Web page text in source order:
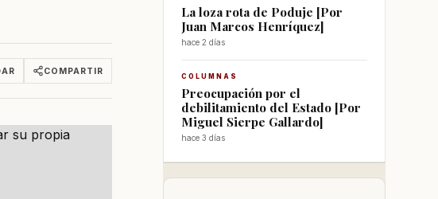
COMPARTIR
La loza rota de Poduje [Por
Juan Marcos Henríquez]
hace 2 días
COLUMNAS
Preocupación por el
debilitamiento del Estado [Por
Miguel Sierpe Gallardo]
hace 3 días